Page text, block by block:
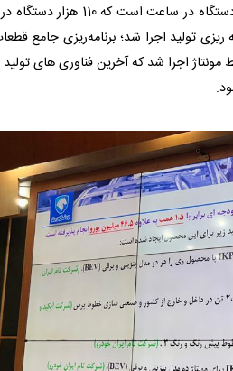
انبوه هستیم، گفت: ظرفیت تولید خطوطی که توسعه داده شد، 20
ریزی تولید اجرا شد؛ برنامه‌ریزی جامع
اجرا شد که آخرین فناوری های